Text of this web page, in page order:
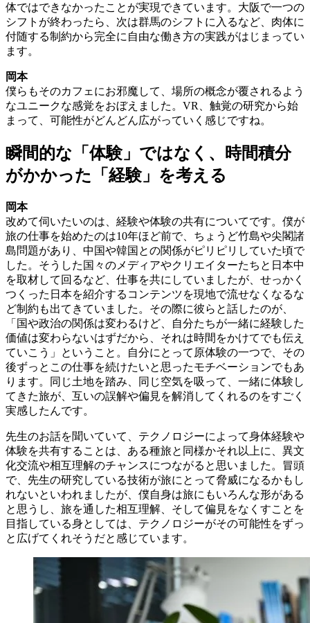
体ではできなかったことが実現できています。大阪で一つの
シフトが終わったら、次は群馬のシフトに入るなど、肉体に
付随する制約から完全に自由な働き方の実践がはじまってい
ます。
岡本
僕らもそのカフェにお邪魔して、場所の概念が覆されるよう
なユニークな感覚をおぼえました。VR、触覚の研究から始
まって、可能性がどんどん広がっていく感じですね。
瞬間的な「体験」ではなく、時間積分
がかかった「経験」を考える
岡本
改めて伺いたいのは、経験や体験の共有についてです。僕が
旅の仕事を始めたのは10年ほど前で、ちょうど竹島や尖閣諸
島問題があり、中国や韓国との関係がピリピリしていた頃で
した。そうした国々のメディアやクリエイターたちと日本中
を取材して回るなど、仕事を共にしていましたが、せっかく
つくった日本を紹介するコンテンツを現地で流せなくなるな
ど制約も出てきていました。その際に彼らと話したのが、
「国や政治の関係は変わるけど、自分たちが一緒に経験した
価値は変わらないはずだから、それは時間をかけてでも伝え
ていこう」ということ。自分にとって原体験の一つで、その
後ずっとこの仕事を続けたいと思ったモチベーションでもあ
ります。同じ土地を踏み、同じ空気を吸って、一緒に体験し
てきた旅が、互いの誤解や偏見を解消してくれるのをすごく
実感したんです。
先生のお話を聞いていて、テクノロジーによって身体経験や
体験を共有することは、ある種旅と同様かそれ以上に、異文
化交流や相互理解のチャンスにつながると思いました。冒頭
で、先生の研究している技術が旅にとって脅威になるかもし
れないといわれましたが、僕自身は旅にもいろんな形がある
と思うし、旅を通した相互理解、そして偏見をなくすことを
目指している身としては、テクノロジーがその可能性をずっ
と広げてくれそうだと感じています。